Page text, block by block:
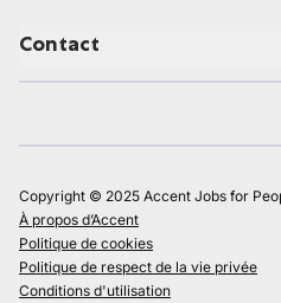
Contact
Copyright © 2025 Accent Jobs for
À propos d’Accent
Politique de cookies
Politique de respect de la vie privée
Conditions d'utilisation